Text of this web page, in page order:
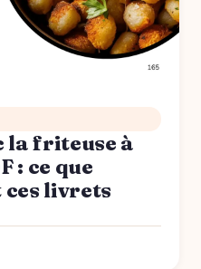
la friteuse à
: ce que
livrets